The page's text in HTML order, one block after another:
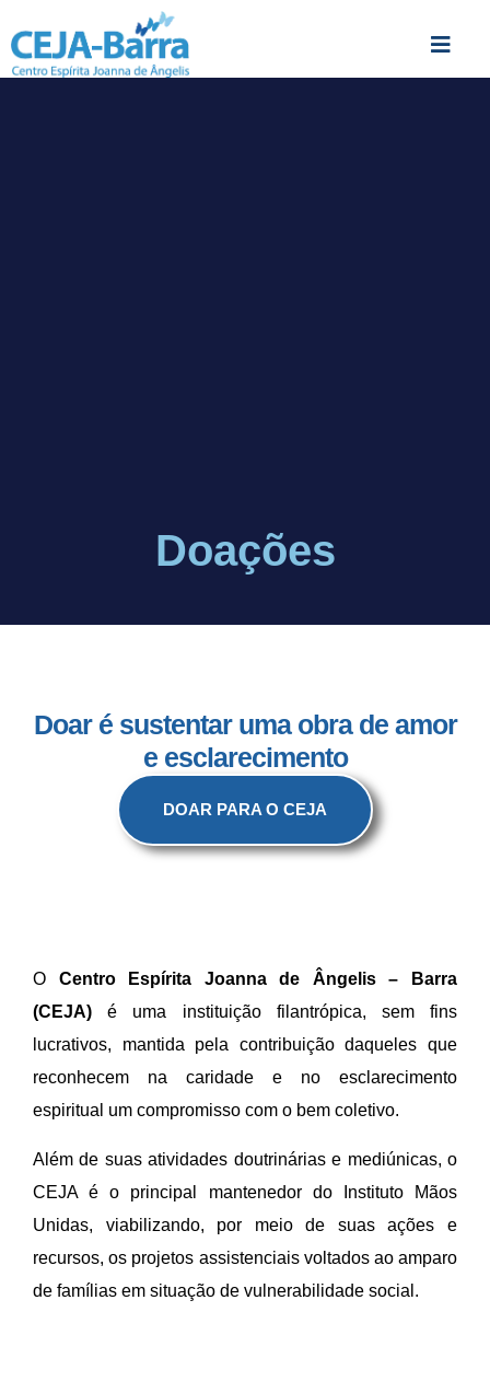
Doações
Doar é sustentar uma obra de amor
e esclarecimento
DOAR PARA O CEJA
O Centro Espírita Joanna de Ângelis – Barra
(CEJA) é uma instituição filantrópica, sem fins
lucrativos, mantida pela contribuição daqueles que
reconhecem na caridade e no esclarecimento
espiritual um compromisso com o bem coletivo.
Além de suas atividades doutrinárias e mediúnicas, o
CEJA é o principal mantenedor do Instituto Mãos
Unidas, viabilizando, por meio de suas ações e
recursos, os projetos assistenciais voltados ao amparo
de famílias em situação de vulnerabilidade social.